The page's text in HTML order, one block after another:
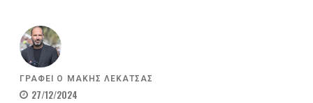
ΓΡΑΦΕΙ Ο ΜΑΚΗΣ ΛΕΚΑΤΣΑΣ
27/12/2024